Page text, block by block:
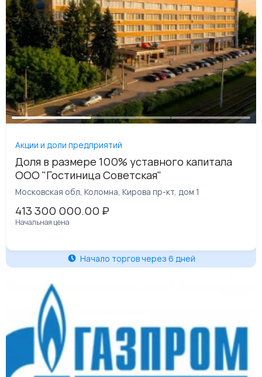
Акции и доли предприятий
Доля в размере 100% уставного капитала
ООО "Гостиница Советская"
Московская обл, Коломна, Кирова пр-кт, дом 1
413 300 000.00 ₽
Начальная цена
Начало торгов через 6 дней